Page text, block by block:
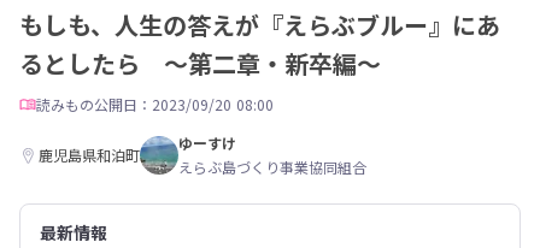
もしも、人生の答えが『えらぶブルー』にあ
るとしたら ～第二章・新卒編～
読みもの公開日：2023/09/20 08:00
鹿児島県和泊町
ゆーすけ
えらぶ島づくり事業協同組合
最新情報